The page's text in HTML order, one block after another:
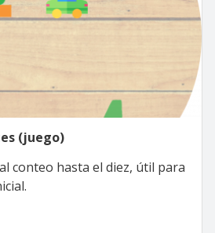
(juego)
conteo hasta el diez, útil para